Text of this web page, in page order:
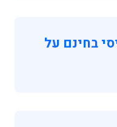
בחינם על